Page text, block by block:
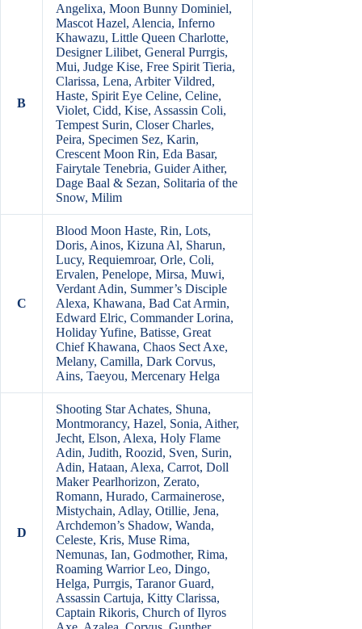
B
Angelixa, Moon Bunny Dominiel,
Mascot Hazel, Alencia, Inferno
Khawazu, Little Queen Charlotte,
Designer Lilibet, General Purrgis,
Mui, Judge Kise, Free Spirit Tieria,
Clarissa, Lena, Arbiter Vildred,
Haste, Spirit Eye Celine, Celine,
Violet, Cidd, Kise, Assassin Coli,
Tempest Surin, Closer Charles,
Peira, Specimen Sez, Karin,
Crescent Moon Rin, Eda Basar,
Fairytale Tenebria, Guider Aither,
Dage Baal & Sezan, Solitaria of the
Snow, Milim
C
Blood Moon Haste, Rin, Lots,
Doris, Ainos, Kizuna Al, Sharun,
Lucy, Requiemroar, Orle, Coli,
Ervalen, Penelope, Mirsa, Muwi,
Verdant Adin, Summer’s Disciple
Alexa, Khawana, Bad Cat Armin,
Edward Elric, Commander Lorina,
Holiday Yufine, Batisse, Great
Chief Khawana, Chaos Sect Axe,
Melany, Camilla, Dark Corvus,
Ains, Taeyou, Mercenary Helga
D
Shooting Star Achates, Shuna,
Montmorancy, Hazel, Sonia, Aither,
Jecht, Elson, Alexa, Holy Flame
Adin, Judith, Roozid, Sven, Surin,
Adin, Hataan, Alexa, Carrot, Doll
Maker Pearlhorizon, Zerato,
Romann, Hurado, Carmainerose,
Mistychain, Adlay, Otillie, Jena,
Archdemon’s Shadow, Wanda,
Celeste, Kris, Muse Rima,
Nemunas, Ian, Godmother, Rima,
Roaming Warrior Leo, Dingo,
Helga, Purrgis, Taranor Guard,
Assassin Cartuja, Kitty Clarissa,
Captain Rikoris, Church of Ilyros